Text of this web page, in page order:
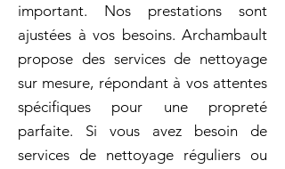
important. Nos prestations sont
ajustées à vos besoins. Archambault
propose des services de nettoyage
sur mesure, répondant à vos attentes
spécifiques pour une propreté
parfaite. Si vous avez besoin de
services de nettoyage réguliers ou